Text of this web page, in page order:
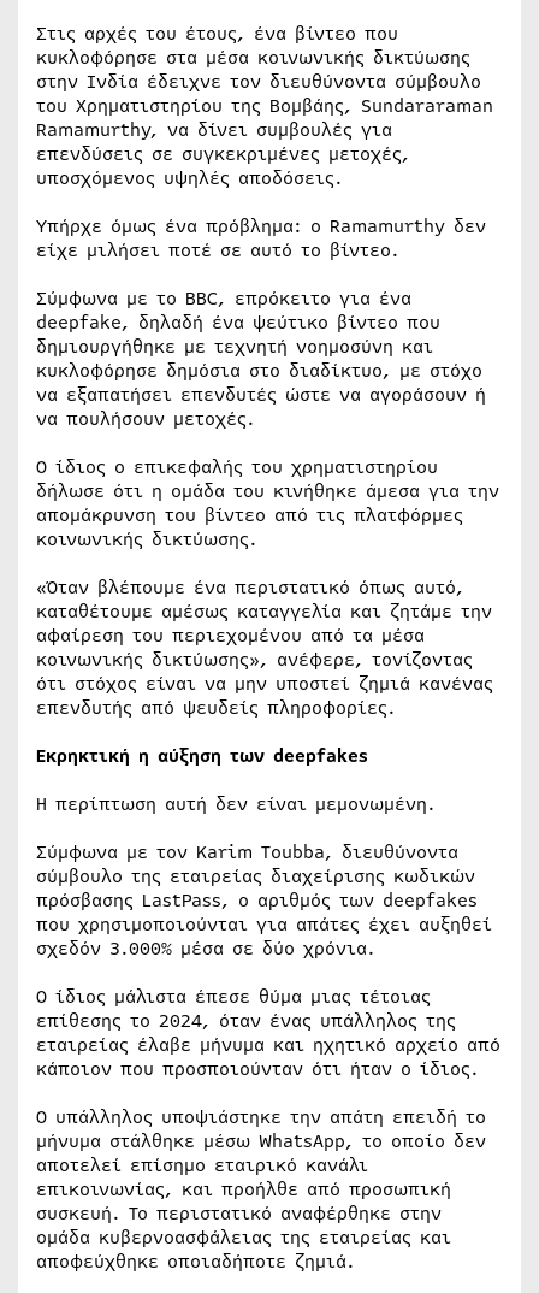
Στις αρχές του έτους, ένα βίντεο που
κυκλοφόρησε στα μέσα κοινωνικής δικτύωσης
στην Ινδία έδειχνε τον διευθύνοντα σύμβουλο
του Χρηματιστηρίου της Βομβάης, Sundararaman
Ramamurthy, να δίνει συμβουλές για
επενδύσεις σε συγκεκριμένες μετοχές,
υποσχόμενος υψηλές αποδόσεις.
Υπήρχε όμως ένα πρόβλημα: ο Ramamurthy δεν
είχε μιλήσει ποτέ σε αυτό το βίντεο.
Σύμφωνα με το BBC, επρόκειτο για ένα
deepfake, δηλαδή ένα ψεύτικο βίντεο που
δημιουργήθηκε με τεχνητή νοημοσύνη και
κυκλοφόρησε δημόσια στο διαδίκτυο, με στόχο
να εξαπατήσει επενδυτές ώστε να αγοράσουν ή
να πουλήσουν μετοχές.
Ο ίδιος ο επικεφαλής του χρηματιστηρίου
δήλωσε ότι η ομάδα του κινήθηκε άμεσα για την
απομάκρυνση του βίντεο από τις πλατφόρμες
κοινωνικής δικτύωσης.
«Όταν βλέπουμε ένα περιστατικό όπως αυτό,
καταθέτουμε αμέσως καταγγελία και ζητάμε την
αφαίρεση του περιεχομένου από τα μέσα
κοινωνικής δικτύωσης», ανέφερε, τονίζοντας
ότι στόχος είναι να μην υποστεί ζημιά κανένας
επενδυτής από ψευδείς πληροφορίες.
Εκρηκτική η αύξηση των deepfakes
Η περίπτωση αυτή δεν είναι μεμονωμένη.
Σύμφωνα με τον Karim Toubba, διευθύνοντα
σύμβουλο της εταιρείας διαχείρισης κωδικών
πρόσβασης LastPass, ο αριθμός των deepfakes
που χρησιμοποιούνται για απάτες έχει αυξηθεί
σχεδόν 3.000% μέσα σε δύο χρόνια.
Ο ίδιος μάλιστα έπεσε θύμα μιας τέτοιας
επίθεσης το 2024, όταν ένας υπάλληλος της
εταιρείας έλαβε μήνυμα και ηχητικό αρχείο από
κάποιον που προσποιούνταν ότι ήταν ο ίδιος.
Ο υπάλληλος υποψιάστηκε την απάτη επειδή το
μήνυμα στάλθηκε μέσω WhatsApp, το οποίο δεν
αποτελεί επίσημο εταιρικό κανάλι
επικοινωνίας, και προήλθε από προσωπική
συσκευή. Το περιστατικό αναφέρθηκε στην
ομάδα κυβερνοασφάλειας της εταιρείας και
αποφεύχθηκε οποιαδήποτε ζημιά.